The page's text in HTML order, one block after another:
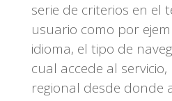
serie de criterios en el
usuario como por
idioma, el tipo de
cual accede al
regional desde donde